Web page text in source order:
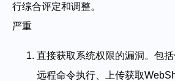
行综合评定和调整。
严重
直接获取系统权限的漏洞。包括
远程命令执行、上传获取